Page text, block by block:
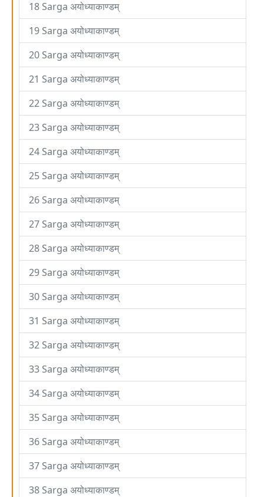
18 Sarga अयोध्याकाण्डम्
19 Sarga अयोध्याकाण्डम्
20 Sarga अयोध्याकाण्डम्
21 Sarga अयोध्याकाण्डम्
22 Sarga अयोध्याकाण्डम्
23 Sarga अयोध्याकाण्डम्
24 Sarga अयोध्याकाण्डम्
25 Sarga अयोध्याकाण्डम्
26 Sarga अयोध्याकाण्डम्
27 Sarga अयोध्याकाण्डम्
28 Sarga अयोध्याकाण्डम्
29 Sarga अयोध्याकाण्डम्
30 Sarga अयोध्याकाण्डम्
31 Sarga अयोध्याकाण्डम्
32 Sarga अयोध्याकाण्डम्
33 Sarga अयोध्याकाण्डम्
34 Sarga अयोध्याकाण्डम्
35 Sarga अयोध्याकाण्डम्
36 Sarga अयोध्याकाण्डम्
37 Sarga अयोध्याकाण्डम्
38 Sarga अयोध्याकाण्डम्